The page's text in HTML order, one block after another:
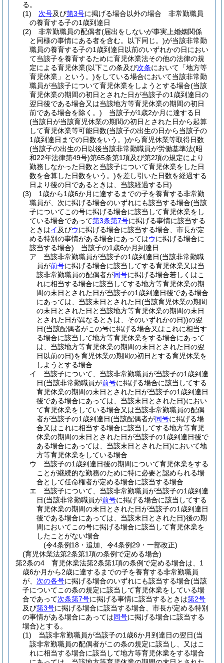
る。
(1)
次号及び第3号に掲げる場合以外の場合 非常勤職員
の養育する子の1歳到達日
(2)
非常勤職員の配偶者(届出をしないが事実上婚姻関係
と同様の事情にある者を含む。以下同じ。)が当該非常勤
職員の養育する子の1歳到達日以前のいずれかの日におい
て当該子を養育するために育児休業法その他の法律の規
定による育児休業(以下この条及び次条において「地方等
育児休業」という。)をしている場合において当該非常勤
職員が当該子について育児休業をしようとする場合(当該
育児休業の期間の初日とされた日が当該子の1歳到達日の
翌日後である場合又は当該地方等育児休業の期間の初日
前である場合を除く。) 当該子が1歳2か月に達する日
(当該日が当該育児休業の期間の初日とされた日から起算
して育児休業等可能日数(当該子の出生の日から当該子の
1歳到達日までの日数をいう。)から育児休業等取得日数
(当該子の出生の日以後当該非常勤職員が労働基準法(昭
和22年法律第49号)第65条第1項及び第2項の規定により
勤務しなかった日数と当該子について育児休業をした日
数を合算した日数をいう。)を差し引いた日数を経過する
日より後の日であるときは、当該経過する日)
(3)
1歳から1歳6か月に達するまでの子を養育する非常勤
職員が、次に掲げる場合のいずれにも該当する場合(当該
子についてこの号に掲げる場合に該当して育児休業をし
ている場合であって第3条第7号に掲げる事情に該当する
ときはイ及びウに掲げる場合に該当する場合、市長が定
める特別の事情がある場合にあってはウに掲げる場合に
該当する場合) 当該子の1歳6か月到達日
ア
当該非常勤職員が当該子の1歳到達日(当該非常勤職
員が前号に掲げる場合に該当してする育児休業又は当
該非常勤職員の配偶者が同号に掲げる場合若しくはこ
れに相当する場合に該当してする地方等育児休業の期
間の末日とされた日が当該子の1歳到達日後である場合
にあっては、当該末日とされた日(当該育児休業の期間
の末日とされた日と当該地方等育児休業の期間の末日
とされた日が異なるときは、そのいずれかの日))の翌
日(当該配偶者がこの号に掲げる場合又はこれに相当す
る場合に該当して地方等育児休業をする場合にあって
は、当該地方等育児休業の期間の末日とされた日の翌
日以前の日)を育児休業の期間の初日とする育児休業を
しようとする場合
イ
当該子について、当該非常勤職員が当該子の1歳到達
日(当該非常勤職員が前号に掲げる場合に該当してする
育児休業の期間の末日とされた日が当該子の1歳到達日
後である場合にあっては、当該末日とされた日)におい
て育児休業をしている場合又は当該非常勤職員の配偶
者が当該子の1歳到達日(当該配偶者が同号に掲げる場
合又はこれに相当する場合に該当してする地方等育児
休業の期間の末日とされた日が当該子の1歳到達日後で
ある場合にあっては、当該末日とされた日)において地
方等育児休業をしている場合
ウ
当該子の1歳到達日後の期間について育児休業をする
ことが継続的な勤務のために特に必要と認められる場
合として任命権者が定める場合に該当する場合
エ
当該子について、当該非常勤職員が当該子の1歳到達
日(当該非常勤職員が前号に掲げる場合に該当してする
育児休業の期間の末日とされた日が当該子の1歳到達日
後である場合にあっては、当該末日とされた日)後の期
間においてこの号に掲げる場合に該当して育児休業を
したことがない場合
(令4条例18・追加、令4条例29・一部改正)
(育児休業法第2条第1項の条例で定める場合)
第2条の4
育児休業法第2条第1項の条例で定める場合は、1
歳6か月から2歳に達するまでの子を養育する非常勤職員
が、 次の各号に掲げる場合のいずれにも該当する場合(当該
子についてこの条の規定に該当して育児休業をしている場
合であって次条第7号に掲げる事情に該当するときは第2号
及び第3号に掲げる場合に該当する場合、市長が定める特別
の事情がある場合にあっては同号に掲げる場合に該当する
場合)とする。
(1)
当該非常勤職員が当該子の1歳6か月到達日の翌日(当
該非常勤職員の配偶者がこの条の規定に該当し、又はこ
れに相当する場合に該当して地方等育児休業をする場合